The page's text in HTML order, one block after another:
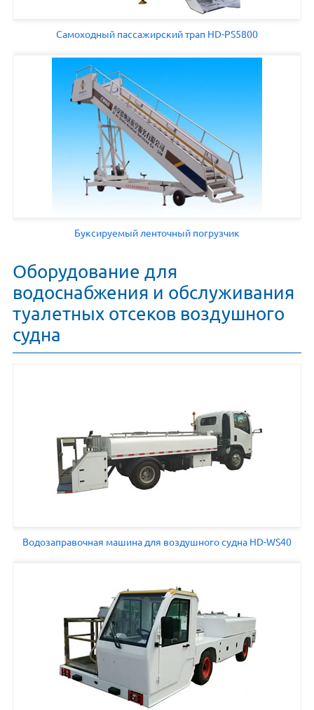
Самоходный пассажирский трап HD-PS5800
Буксируемый ленточный погрузчик
Оборудование для
водоснабжения и обслуживания
туалетных отсеков воздушного
судна
Водозаправочная машина для воздушного судна HD-WS40